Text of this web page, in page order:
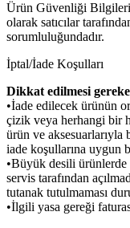
Ürün Güvenliği
olarak satıcılar
sorumluluğundadır.
İptal/İade Koşulları
Dikkat edilmesi
•İade edilecek ürünün
çizik veya herhangi bir
ürün ve
iade koşullarına uygun
•Büyük desili
servis tarafından
tutanak tutulmaması
•İlgili yasa gereği